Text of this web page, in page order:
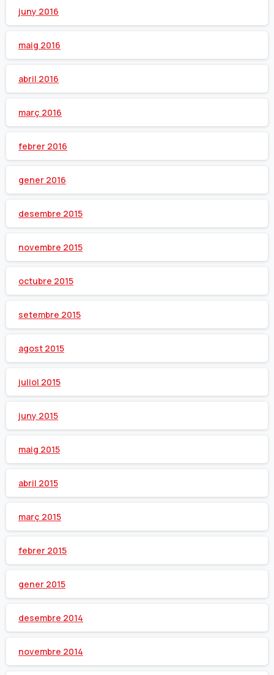
juny 2016
maig 2016
abril 2016
març 2016
febrer 2016
gener 2016
desembre 2015
novembre 2015
octubre 2015
setembre 2015
agost 2015
juliol 2015
juny 2015
maig 2015
abril 2015
març 2015
febrer 2015
gener 2015
desembre 2014
novembre 2014